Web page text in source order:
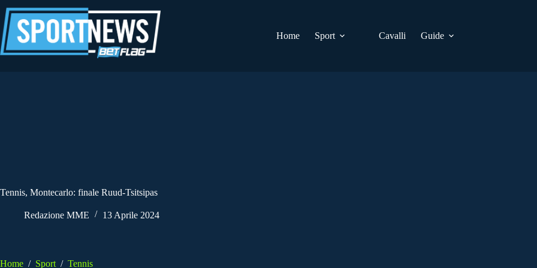
al
contenuto
Home
Sport Cavalli Guide
Tennis, Montecarlo: finale Ruud-Tsitsipas
Redazione MME 13 Aprile 2024
Home / Sport / Tennis